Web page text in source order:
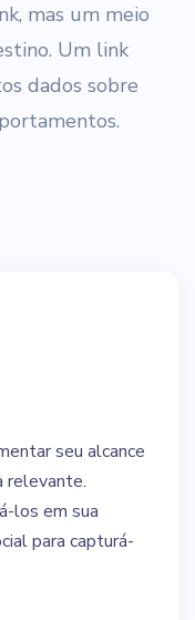
mas um meio
Um link
dados sobre
seu alcance
relevante.
los em sua
para capturá-